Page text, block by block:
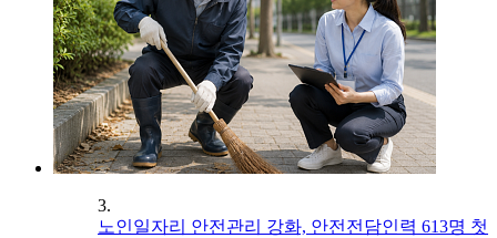
3.
노인일자리 안전관리 강화, 안전전담인력 613명 첫